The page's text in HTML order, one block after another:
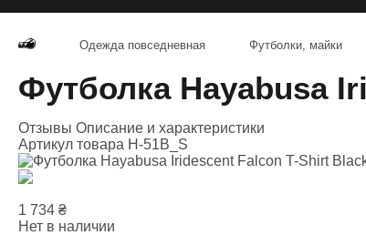
Мешки,
Одежда повседневная Футболки, майки
Футболка Hayabusa
Отзывы Описание и характеристики
Артикул товара H-51B_S
1 734 ₴
Нет в наличии